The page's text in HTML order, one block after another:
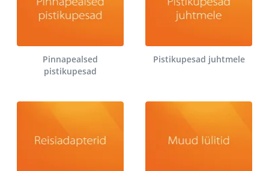
Pinnapealsed
pistikupesad
Pistikupesad juhtmele